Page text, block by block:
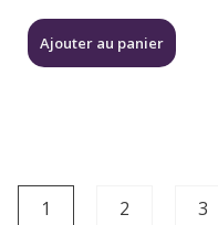
Ajouter au panier
1 2 3